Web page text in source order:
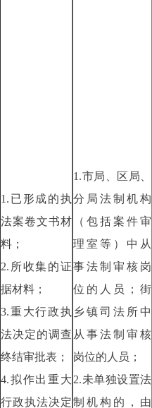
1.已形成的执
法案卷文书材
料；
2.所收集的证
据材料；
3.重大行政执
法决定的调查
终结审批表；
4.拟作出重大
行政执法决定
1.市局、区局、
分局法制机构
（包括案件审
理室等）中从
事法制审核岗
位的人员；街
乡镇司法所中
从事法制审核
岗位的人员；
2.未单独设置法
制机构的，由